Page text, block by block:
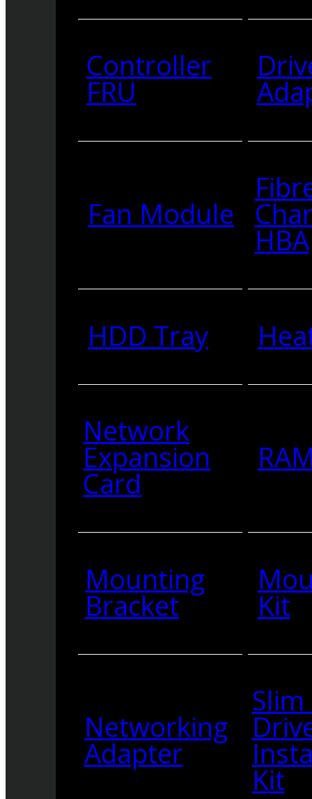
Controller
FRU
Fan Module
HBA
HDD Tray
Network
Expansion
Card
Mounting
Bracket Kit
Networking
Adapter
Kit